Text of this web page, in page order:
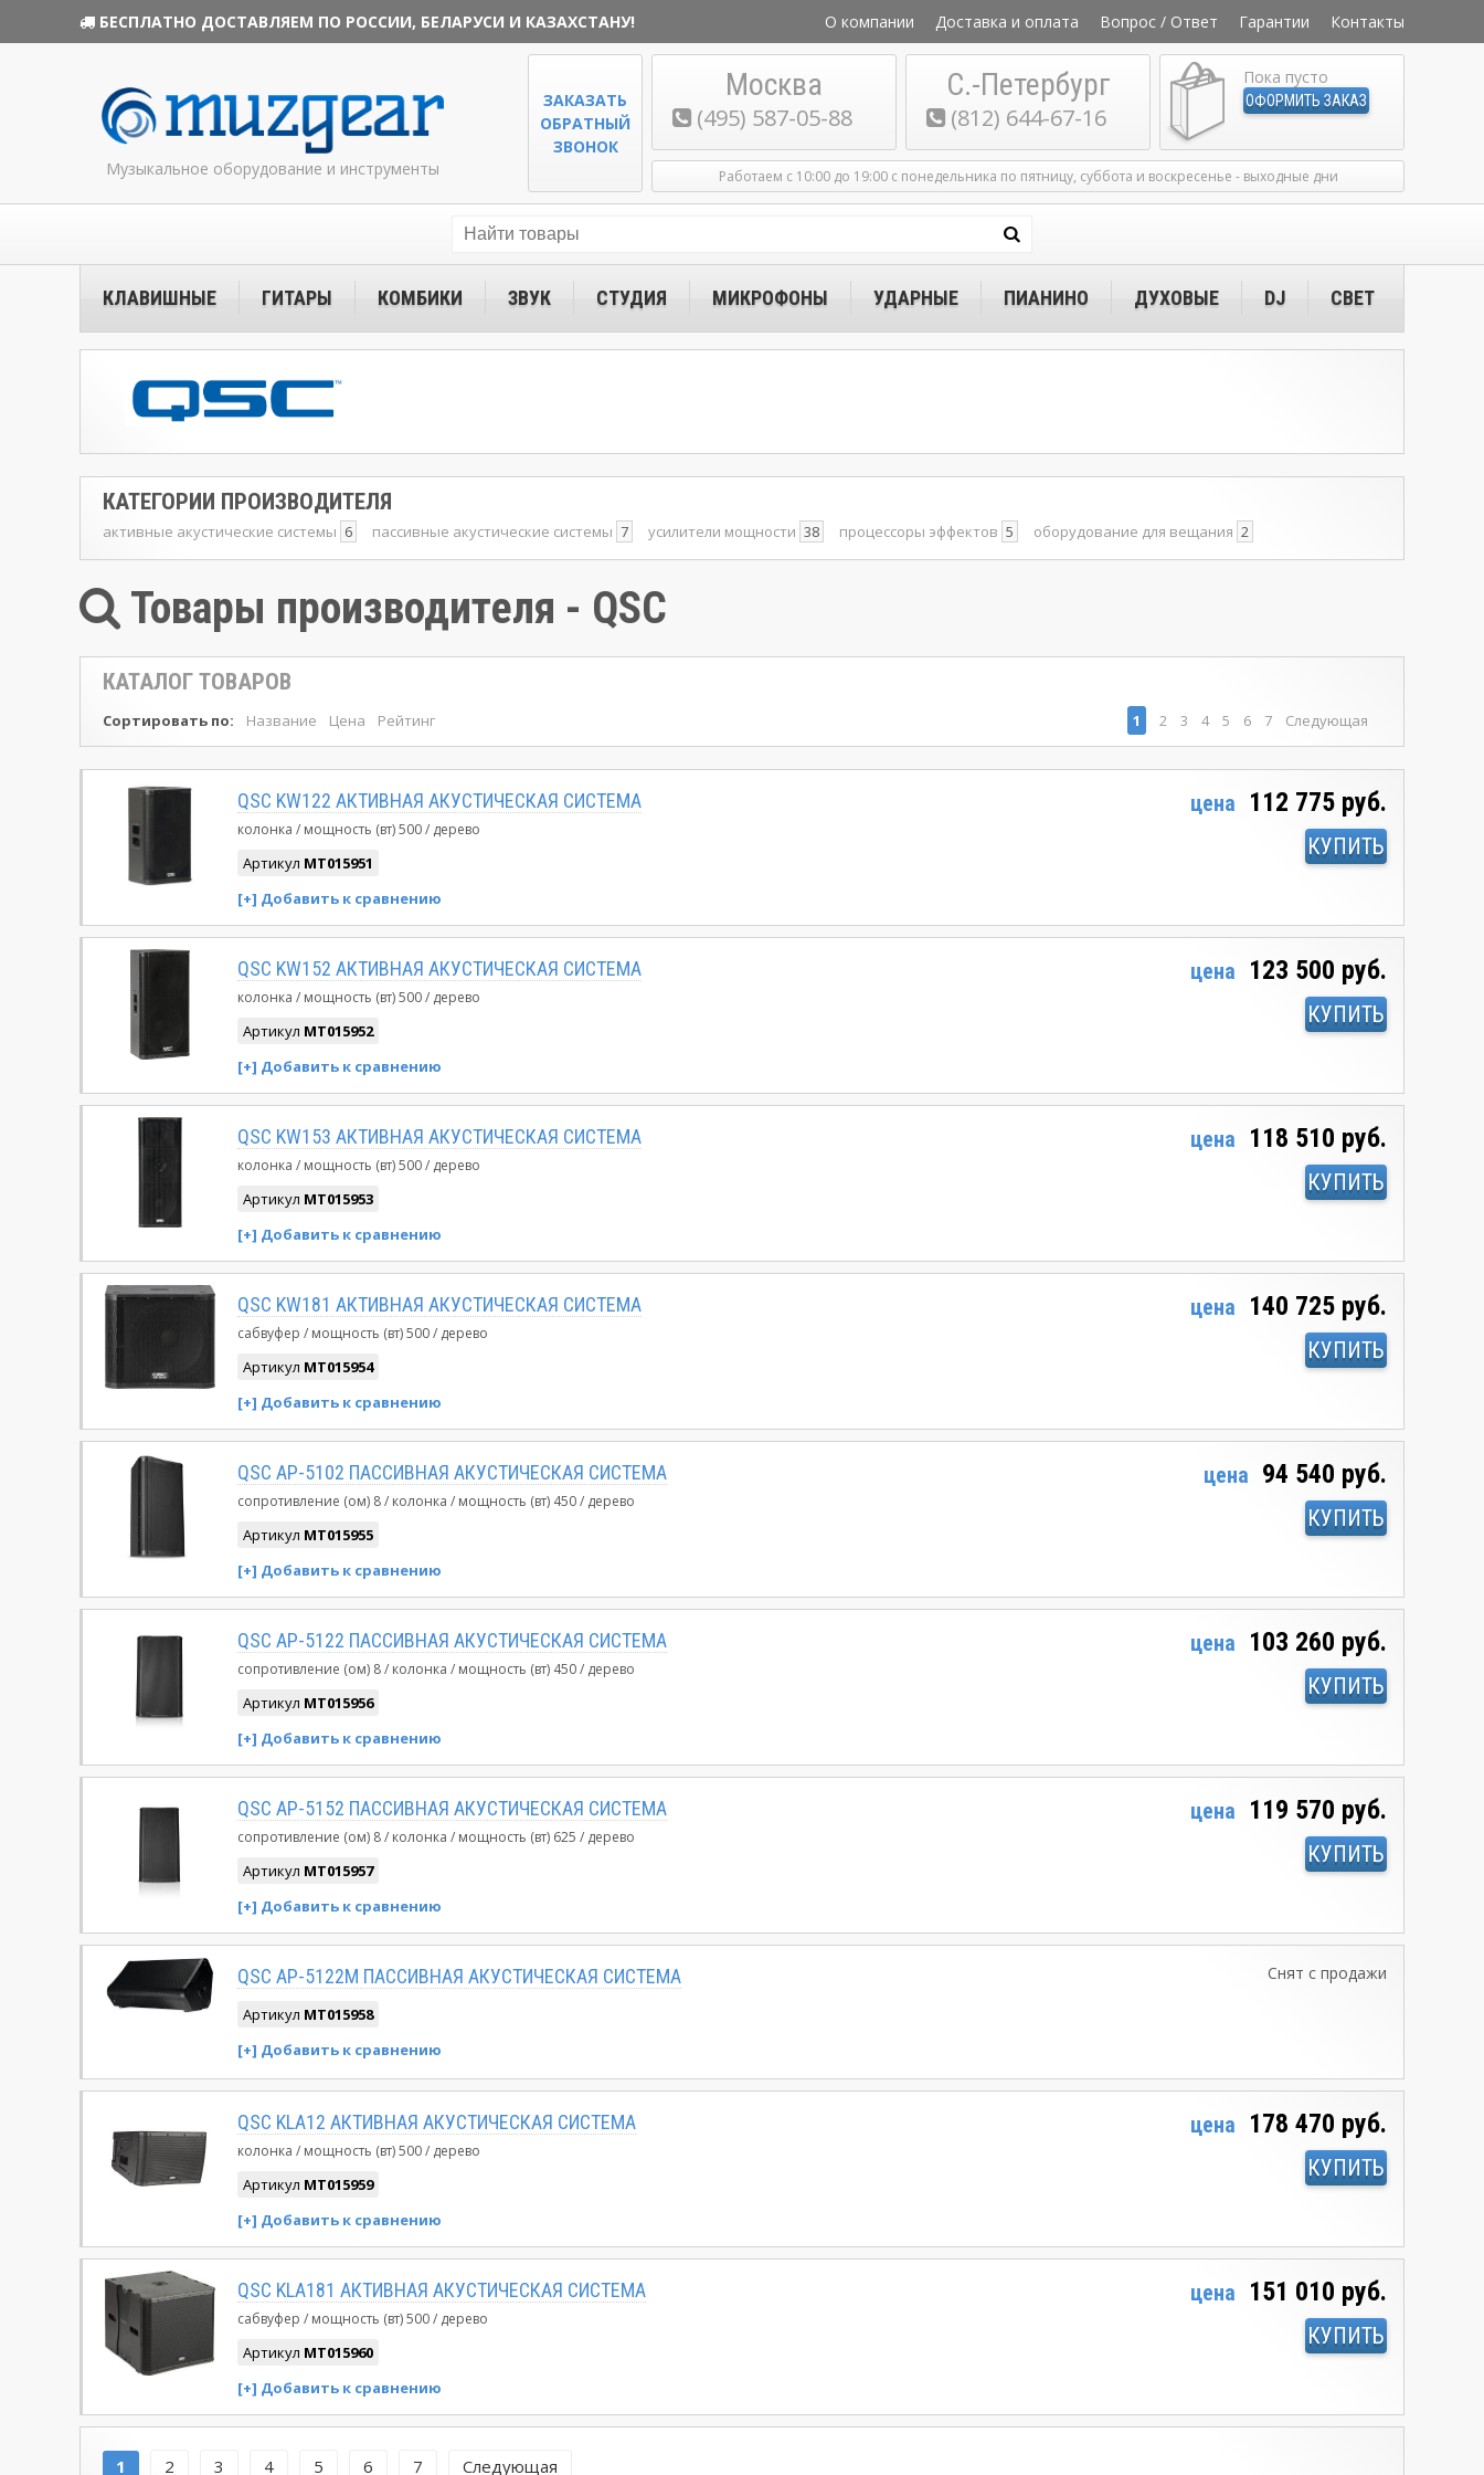
БЕСПЛАТНО ДОСТАВЛЯЕМ ПО РОССИИ, БЕЛАРУСИ И КАЗАХСТАНУ! О компании Доставка и оплата Вопрос / Ответ Гарантии Контакты
Музыкальное оборудование и инструменты
Москва
(495) 587-05-88
С.-Петербург
(812) 644-67-16
ЗАКАЗАТЬ
ОБРАТНЫЙ
ЗВОНОК
Пока пусто
ОФОРМИТЬ ЗАКАЗ
Работаем с 10:00 до 19:00 с понедельника по пятницу, суббота и воскресенье - выходные дни
КЛАВИШНЫЕ ГИТАРЫ КОМБИКИ ЗВУК СТУДИЯ МИКРОФОНЫ УДАРНЫЕ ПИАНИНО ДУХОВЫЕ DJ СВЕТ
КАТЕГОРИИ ПРОИЗВОДИТЕЛЯ
активные акустические системы 6 пассивные акустические системы 7 усилители мощности 38 процессоры эффектов 5 оборудование для вещания 2
Товары производителя - QSC
КАТАЛОГ ТОВАРОВ
Сортировать по: Название Цена Рейтинг 1 2 3 4 5 6 7 Следующая
QSC KW122 АКТИВНАЯ АКУСТИЧЕСКАЯ СИСТЕМА
колонка мощность (вт)500 дерево
Артикул MT015951
цена 112 775 руб.
КУПИТЬ
QSC KW152 АКТИВНАЯ АКУСТИЧЕСКАЯ СИСТЕМА
колонка мощность (вт)500 дерево
Артикул MT015952
цена 123 500 руб.
КУПИТЬ
QSC KW153 АКТИВНАЯ АКУСТИЧЕСКАЯ СИСТЕМА
колонка мощность (вт)500 дерево
Артикул MT015953
цена 118 510 руб.
КУПИТЬ
QSC KW181 АКТИВНАЯ АКУСТИЧЕСКАЯ СИСТЕМА
сабвуфер мощность (вт)500 дерево
Артикул MT015954
цена 140 725 руб.
КУПИТЬ
QSC AP-5102 ПАССИВНАЯ АКУСТИЧЕСКАЯ СИСТЕМА
сопротивление (ом) 8 колонка мощность (вт) 450 дерево
Артикул MT015955
цена 94 540 руб.
КУПИТЬ
QSC AP-5122 ПАССИВНАЯ АКУСТИЧЕСКАЯ СИСТЕМА
сопротивление (ом) 8 колонка мощность (вт) 450 дерево
Артикул MT015956
цена 103 260 руб.
КУПИТЬ
QSC AP-5152 ПАССИВНАЯ АКУСТИЧЕСКАЯ СИСТЕМА
сопротивление (ом) 8 колонка мощность (вт) 625 дерево
Артикул MT015957
цена 119 570 руб.
КУПИТЬ
QSC AP-5122M ПАССИВНАЯ АКУСТИЧЕСКАЯ СИСТЕМА
Артикул MT015958
Снят с продажи
QSC KLA12 АКТИВНАЯ АКУСТИЧЕСКАЯ СИСТЕМА
колонка мощность (вт)500 дерево
Артикул MT015959
цена 178 470 руб.
КУПИТЬ
QSC KLA181 АКТИВНАЯ АКУСТИЧЕСКАЯ СИСТЕМА
сабвуфер мощность (вт)500 дерево
Артикул MT015960
цена 151 010 руб.
КУПИТЬ
1 2 3 4 5 6 7 Следующая